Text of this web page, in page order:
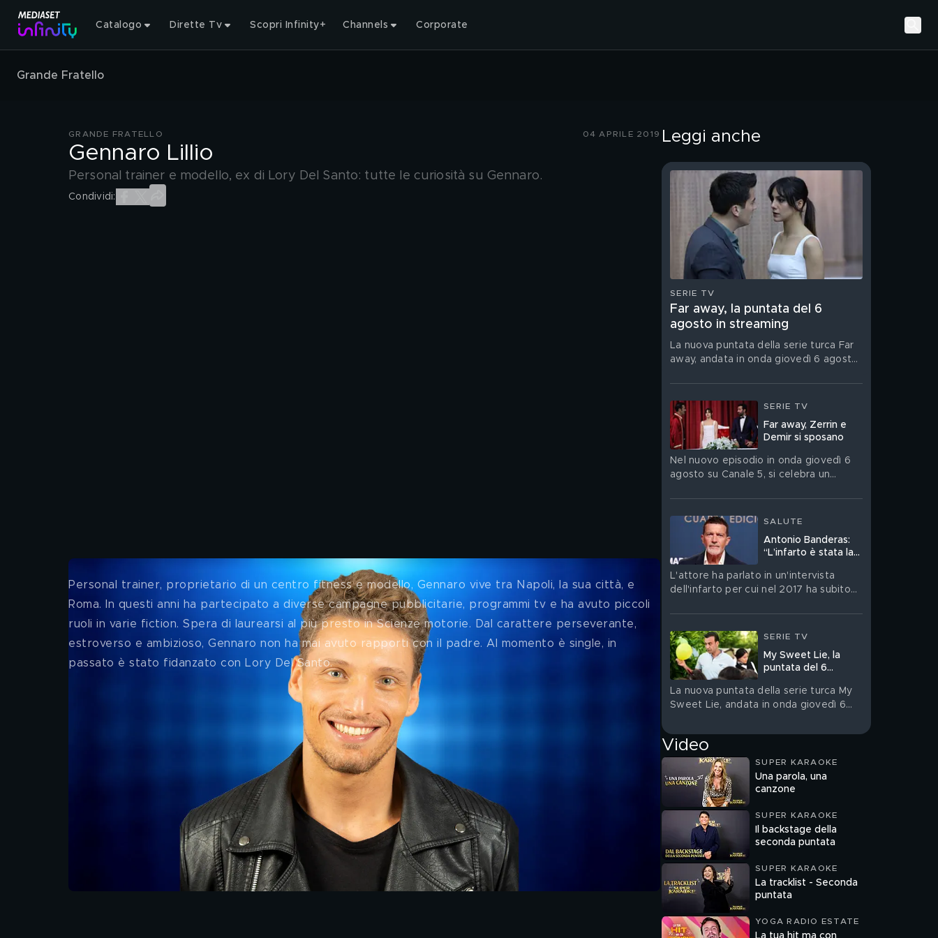
Catalogo Dirette Tv Scopri Infinity+ Channels Corporate
Grande Fratello
GRANDE FRATELLO 04 APRILE 2019
Gennaro Lillio
Personal trainer e modello, ex di Lory Del Santo: tutte le curiosità su Gennaro.
Condividi:
Personal trainer, proprietario di un centro fitness e modello, Gennaro vive tra Napoli, la sua città, e
Roma. In questi anni ha partecipato a diverse campagne pubblicitarie, programmi tv e ha avuto piccoli
ruoli in varie fiction. Spera di laurearsi al più presto in Scienze motorie. Dal carattere perseverante,
estroverso e ambizioso, Gennaro non ha mai avuto rapporti con il padre. Al momento è single, in
passato è stato fidanzato con Lory Del Santo.
Leggi anche
SERIE TV
Far away, la puntata del 6
agosto in streaming
La nuova puntata della serie turca Far
away, andata in onda giovedì 6 agosto,
SERIE TV
Far away, Zerrin e
Demir si sposano
Nel nuovo episodio in onda giovedì 6
agosto su Canale 5, si celebra un
SALUTE
Antonio Banderas:
“L’infarto è stata la
sia mai capitata nella
vita”
L'attore ha parlato in un'intervista
dell'infarto per cui nel 2017 ha subito
SERIE TV
My Sweet Lie, la
puntata del 6
La nuova puntata della serie turca My
Sweet Lie, andata in onda giovedì 6
Video
SUPER KARAOKE
Una parola, una
canzone
SUPER KARAOKE
Il backstage della
seconda puntata
SUPER KARAOKE
La tracklist - Seconda
puntata
YOGA RADIO ESTATE
La tua hit ma con